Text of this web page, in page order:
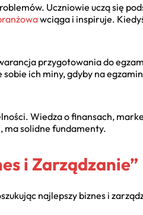
Uczniowie uczą się
wciąga i inspiruje.
przygotowania do
ich miny, gdyby na
Wiedza o finansach,
ma solidne fundamenty.
i Zarządzanie”
najlepszy biznes i